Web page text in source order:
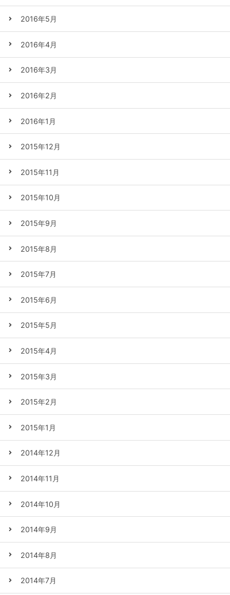
2016年5月
2016年4月
2016年3月
2016年2月
2016年1月
2015年12月
2015年11月
2015年10月
2015年9月
2015年8月
2015年7月
2015年6月
2015年5月
2015年4月
2015年3月
2015年2月
2015年1月
2014年12月
2014年11月
2014年10月
2014年9月
2014年8月
2014年7月